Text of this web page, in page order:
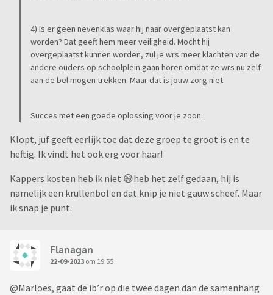
4) Is er geen nevenklas waar hij naar overgeplaatst kan
worden? Dat geeft hem meer veiligheid. Mocht hij
overgeplaatst kunnen worden, zul je wrs meer klachten van de
andere ouders op schoolplein gaan horen omdat ze wrs nu zelf
aan de bel mogen trekken. Maar dat is jouw zorg niet.
Succes met een goede oplossing voor je zoon.
Klopt, juf geeft eerlijk toe dat deze groep te groot is en te
heftig. Ik vindt het ook erg voor haar!
Kappers kosten heb ik niet 😅heb het zelf gedaan, hij is
namelijk een krullenbol en dat knip je niet gauw scheef. Maar
ik snap je punt.
Flanagan
22-09-2023 om 19:55
@Marloes, gaat de ib’r op die twee dagen dan de samenhang